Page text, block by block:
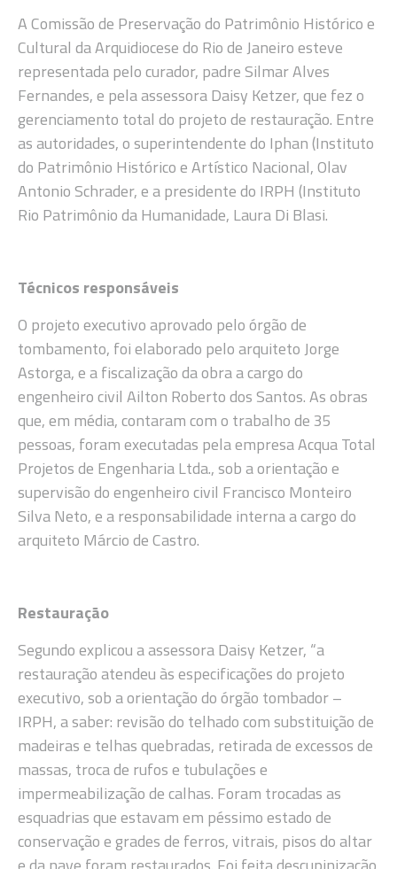
A Comissão de Preservação do Patrimônio Histórico e
Cultural da Arquidiocese do Rio de Janeiro esteve
representada pelo curador, padre Silmar Alves
Fernandes, e pela assessora Daisy Ketzer, que fez o
gerenciamento total do projeto de restauração. Entre
as autoridades, o superintendente do Iphan (Instituto
do Patrimônio Histórico e Artístico Nacional, Olav
Antonio Schrader, e a presidente do IRPH (Instituto
Rio Patrimônio da Humanidade, Laura Di Blasi.
Técnicos responsáveis
O projeto executivo aprovado pelo órgão de
tombamento, foi elaborado pelo arquiteto Jorge
Astorga, e a fiscalização da obra a cargo do
engenheiro civil Ailton Roberto dos Santos. As obras
que, em média, contaram com o trabalho de 35
pessoas, foram executadas pela empresa Acqua Total
Projetos de Engenharia Ltda., sob a orientação e
supervisão do engenheiro civil Francisco Monteiro
Silva Neto, e a responsabilidade interna a cargo do
arquiteto Márcio de Castro.
Restauração
Segundo explicou a assessora Daisy Ketzer, “a
restauração atendeu às especificações do projeto
executivo, sob a orientação do órgão tombador –
IRPH, a saber: revisão do telhado com substituição de
madeiras e telhas quebradas, retirada de excessos de
massas, troca de rufos e tubulações e
impermeabilização de calhas. Foram trocadas as
esquadrias que estavam em péssimo estado de
conservação e grades de ferros, vitrais, pisos do altar